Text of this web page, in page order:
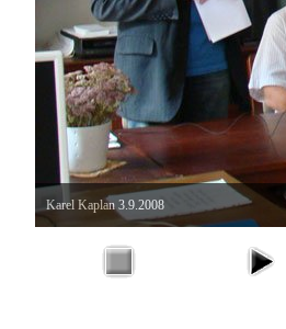
Karel Kaplan 3.9.2008